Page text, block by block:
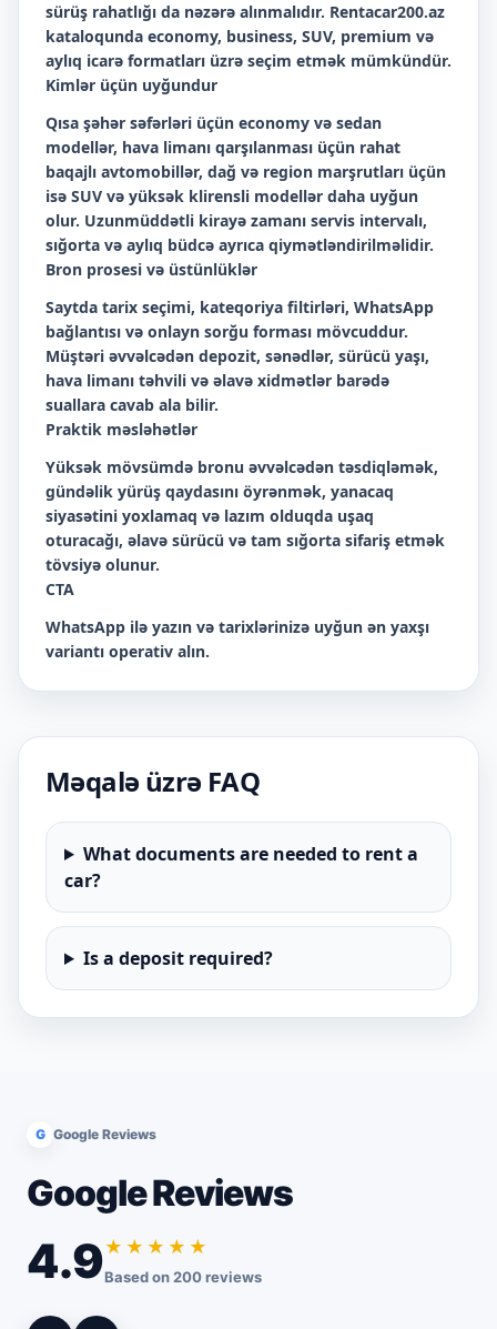
sürüş rahatlığı da nəzərə alınmalıdır. Rentacar200.az
kataloqunda economy, business, SUV, premium və
aylıq icarə formatları üzrə seçim etmək mümkündür.
Kimlər üçün uyğundur
Qısa şəhər səfərləri üçün economy və sedan
modellər, hava limanı qarşılanması üçün rahat
baqajlı avtomobillər, dağ və region marşrutları üçün
isə SUV və yüksək klirensli modellər daha uyğun
olur. Uzunmüddətli kirayə zamanı servis intervalı,
sığorta və aylıq büdcə ayrıca qiymətləndirilməlidir.
Bron prosesi və üstünlüklər
Saytda tarix seçimi, kateqoriya filtirləri, WhatsApp
bağlantısı və onlayn sorğu forması mövcuddur.
Müştəri əvvəlcədən depozit, sənədlər, sürücü yaşı,
hava limanı təhvili və əlavə xidmətlər barədə
suallara cavab ala bilir.
Praktik məsləhətlər
Yüksək mövsümdə bronu əvvəlcədən təsdiqləmək,
gündəlik yürüş qaydasını öyrənmək, yanacaq
siyasətini yoxlamaq və lazım olduqda uşaq
oturacağı, əlavə sürücü və tam sığorta sifariş etmək
tövsiyə olunur.
CTA
WhatsApp ilə yazın və tarixlərinizə uyğun ən yaxşı
variantı operativ alın.
Məqalə üzrə FAQ
What documents are needed to rent a
car?
Is a deposit required?
G Google Reviews
Google Reviews
4.9★★★★★
Based on 200 reviews